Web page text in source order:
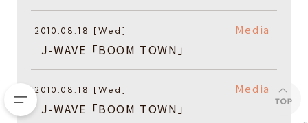
2010.08.18 [Wed] Media
J-WAVE「BOOM TOWN」
2010.08.18 [Wed] Media
J-WAVE「BOOM TOWN」